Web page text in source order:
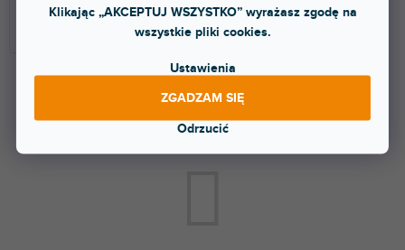
Klikając „AKCEPTUJ WSZYSTKO” wyrażasz zgodę na
wszystkie pliki cookies.
Ustawienia
Odrzucić
ZGADZAM SIĘ
Złącza USB
Produkty dopiero przygotowujemy.